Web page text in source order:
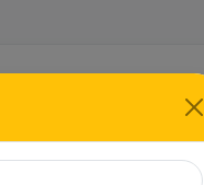
востребованы
подойдёт для